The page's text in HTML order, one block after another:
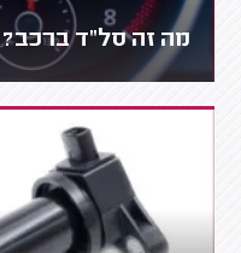
מה זה סל"ד ברכב?